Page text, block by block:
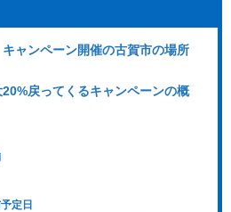
ャンペーン開催の古賀市の場所
戻ってくるキャンペーンの概
定日